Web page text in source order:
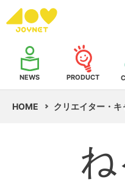
NEWS PRODUCT
HOME クリエイター・キ